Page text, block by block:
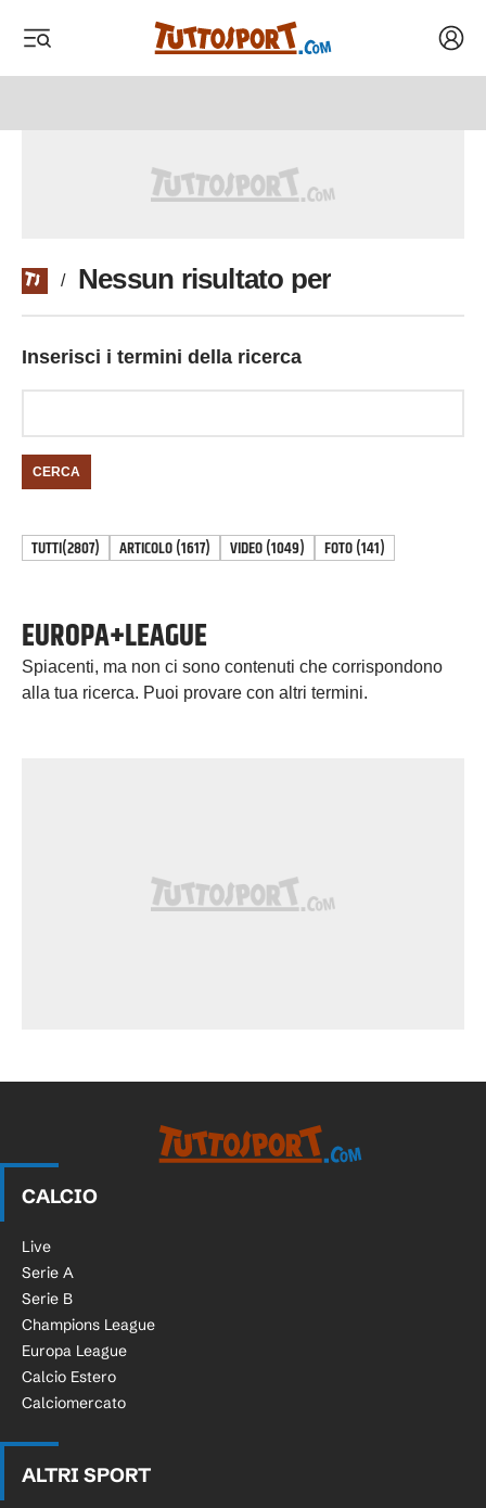
/ Nessun risultato per
Inserisci i termini della ricerca
CERCA
TUTTI(2807) ARTICOLO(1617) VIDEO(1049) FOTO(141)
EUROPA+LEAGUE
Spiacenti, ma non ci sono contenuti che corrispondono
alla tua ricerca. Puoi provare con altri termini.
CALCIO
Live
Serie A
Serie B
Champions League
Europa League
Calcio Estero
Calciomercato
ALTRI SPORT